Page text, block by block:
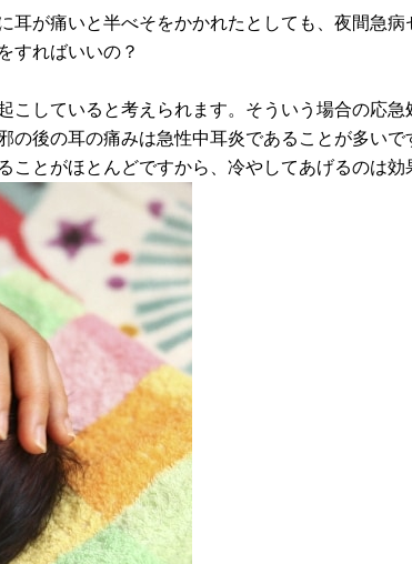
が痛いと半べそをかかれたとしても、夜間急
すればいいの？
こしていると考えられます。そういう場合の応
の後の耳の痛みは急性中耳炎であることが多い
とがほとんどですから、冷やしてあげるのは効